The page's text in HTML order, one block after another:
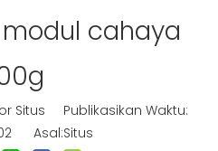
cahaya
Situs Publikasikan Waktu:
Asal:Situs